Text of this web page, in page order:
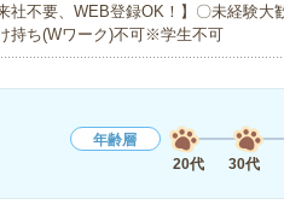
来社不要、WEB登録OK！】〇未経験
持ち(Wワーク)不可※学生不可
年齢層
20代
30代